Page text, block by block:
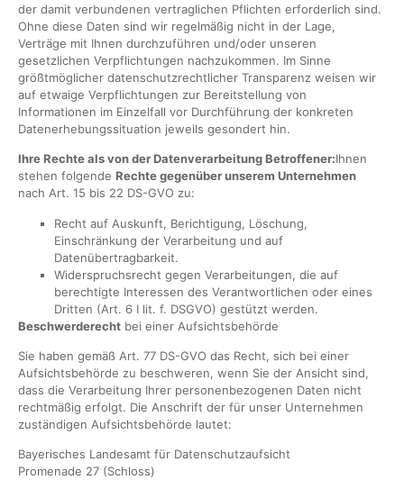
der damit verbundenen vertraglichen Pflichten erforderlich sind.
Ohne diese Daten sind wir regelmäßig nicht in der Lage,
Verträge mit Ihnen durchzuführen und/oder unseren
gesetzlichen Verpflichtungen nachzukommen. Im Sinne
größtmöglicher datenschutzrechtlicher Transparenz weisen wir
auf etwaige Verpflichtungen zur Bereitstellung von
Informationen im Einzelfall vor Durchführung der konkreten
Datenerhebungssituation jeweils gesondert hin.
Ihre Rechte als von der Datenverarbeitung Betroffener:Ihnen
stehen folgende Rechte gegenüber unserem Unternehmen
nach Art. 15 bis 22 DS-GVO zu:
Recht auf Auskunft, Berichtigung, Löschung,
Einschränkung der Verarbeitung und auf
Datenübertragbarkeit.
Widerspruchsrecht gegen Verarbeitungen, die auf
berechtigte Interessen des Verantwortlichen oder eines
Dritten (Art. 6 I lit. f. DSGVO) gestützt werden.
Beschwerderecht bei einer Aufsichtsbehörde
Sie haben gemäß Art. 77 DS-GVO das Recht, sich bei einer
Aufsichtsbehörde zu beschweren, wenn Sie der Ansicht sind,
dass die Verarbeitung Ihrer personenbezogenen Daten nicht
rechtmäßig erfolgt. Die Anschrift der für unser Unternehmen
zuständigen Aufsichtsbehörde lautet:
Bayerisches Landesamt für Datenschutzaufsicht
Promenade 27 (Schloss)